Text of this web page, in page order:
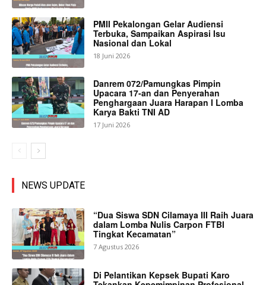
PMII Pekalongan Gelar Audiensi
Terbuka, Sampaikan Aspirasi Isu
Nasional dan Lokal
18 Juni 2026
Danrem 072/Pamungkas Pimpin
Upacara 17-an dan Penyerahan
Penghargaan Juara Harapan I Lomba
Karya Bakti TNI AD
17 Juni 2026
NEWS UPDATE
“Dua Siswa SDN Cilamaya III Raih Juara
dalam Lomba Nulis Carpon FTBI
Tingkat Kecamatan”
7 Agustus 2026
Di Pelantikan Kepsek Bupati Karo